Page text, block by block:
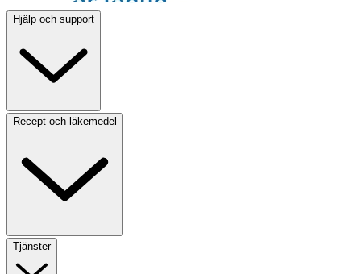
Hjälp och support
Recept och läkemedel
Tjänster